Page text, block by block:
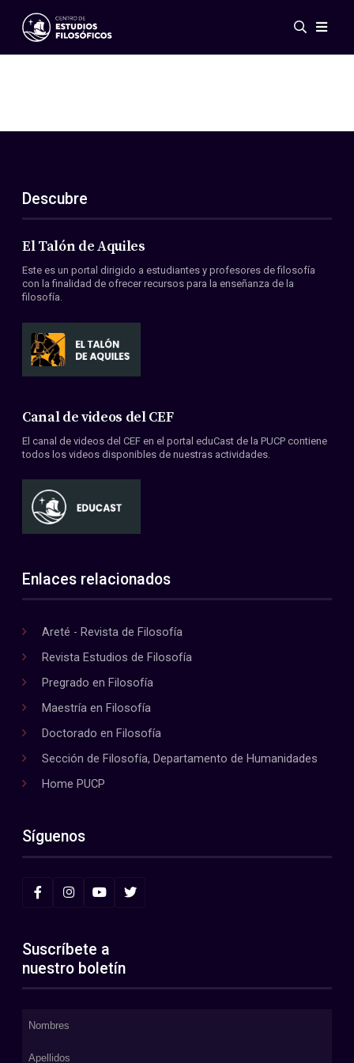
Eventos
ES
EN
Acerca de nosotros
Miembros
Convenios
Descubre
El Talón de Aquiles
Este es un portal dirigido a estudiantes y profesores de filosofía
con la finalidad de ofrecer recursos para la enseñanza de la
filosofía.
Canal de videos del CEF
El canal de videos del CEF en el portal eduCast de la PUCP contiene
todos los videos disponibles de nuestras actividades.
Enlaces relacionados
Areté - Revista de Filosofía
Revista Estudios de Filosofía
Pregrado en Filosofía
Maestría en Filosofía
Doctorado en Filosofía
Sección de Filosofía, Departamento de Humanidades
Home PUCP
Síguenos
Suscríbete a
nuestro boletín